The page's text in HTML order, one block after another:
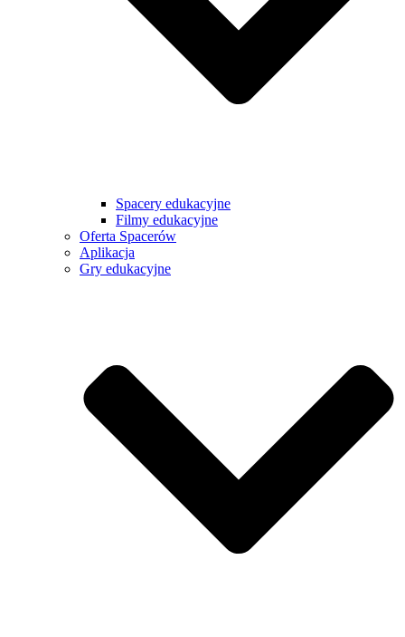
Spacery edukacyjne
Filmy edukacyjne
Oferta Spacerów
Aplikacja
Gry edukacyjne